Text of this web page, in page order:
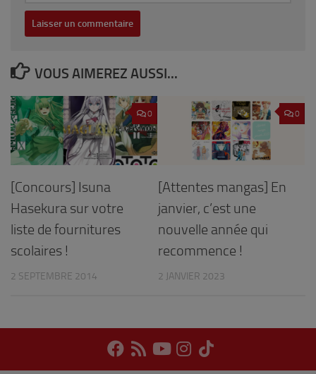
VOUS AIMEREZ AUSSI...
0
[Concours] Isuna
Hasekura sur votre
liste de fournitures
scolaires !
2 SEPTEMBRE 2014
0
[Attentes mangas] En
janvier, c’est une
nouvelle année qui
recommence !
2 JANVIER 2023